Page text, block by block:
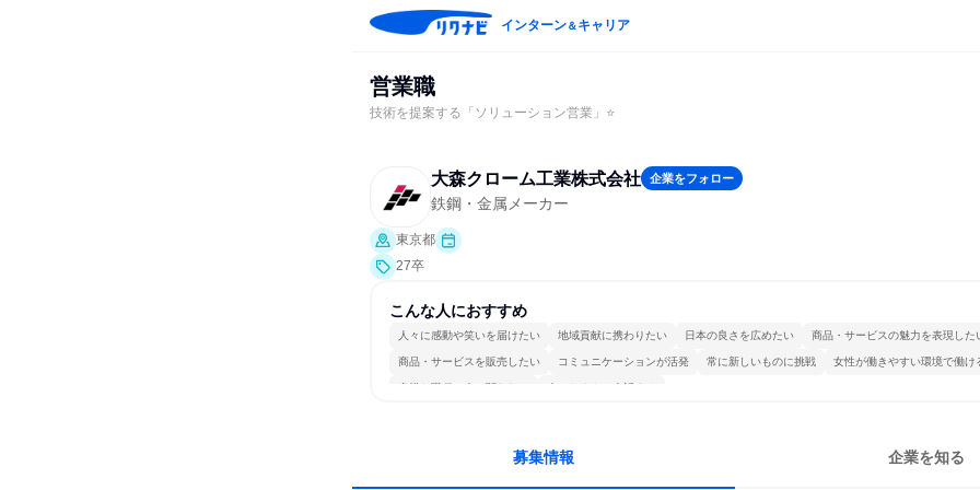
インターン＆キャリア
営業職
技術を提案する「ソリューション営業」⭐
大森クローム工業株式会社 企業をフォロー
鉄鋼・金属メーカー
東京都
27卒
こんな人におすすめ
人々に感動や笑いを届けたい 地域貢献に携わりたい 日本の良さを広めたい 商品・サービスの魅力を表現した
商品・サービスを販売したい コミュニケーションが活発 常に新しいものに挑戦 女性が働きやすい環境で働け
多様な職種の人と関われる 人とたくさん会話する
募集情報 企業を知る